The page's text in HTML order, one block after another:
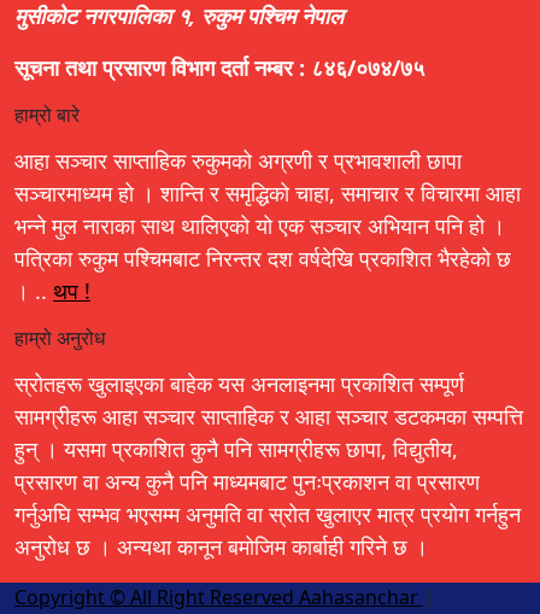
मुसीकोट नगरपालिका १, रुकुम पश्चिम नेपाल
सूचना तथा प्रसारण विभाग दर्ता नम्बर : ८४६/०७४/७५
हाम्रो बारे
आहा सञ्चार साप्ताहिक रुकुमको अग्रणी र प्रभावशाली छापा
सञ्चारमाध्यम हो । शान्ति र समृद्धिको चाहा, समाचार र विचारमा आहा
भन्ने मुल नाराका साथ थालिएको यो एक सञ्चार अभियान पनि हो ।
पत्रिका रुकुम पश्चिमबाट निरन्तर दश वर्षदेखि प्रकाशित भैरहेको छ
। .. थप !
हाम्रो अनुरोध
स्रोतहरू खुलाइएका बाहेक यस अनलाइनमा प्रकाशित सम्पूर्ण
सामग्रीहरू आहा सञ्चार साप्ताहिक र आहा सञ्चार डटकमका सम्पत्ति
हुन् । यसमा प्रकाशित कुनै पनि सामग्रीहरू छापा, विद्युतीय,
प्रसारण वा अन्य कुनै पनि माध्यमबाट पुनःप्रकाशन वा प्रसारण
गर्नुअघि सम्भव भएसम्म अनुमति वा स्रोत खुलाएर मात्र प्रयोग गर्नहुन
अनुरोध छ । अन्यथा कानून बमोजिम कार्बाही गरिने छ ।
Copyright © All Right Reserved Aahasanchar |